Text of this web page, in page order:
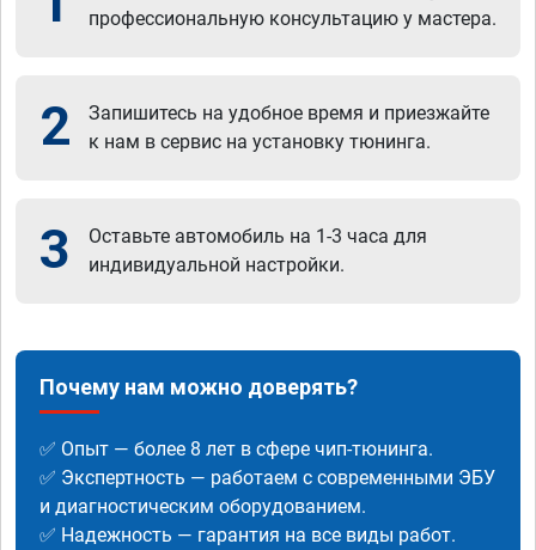
профессиональную консультацию у мастера.
2
Запишитесь на удобное время и приезжайте
к нам в сервис на установку тюнинга.
3
Оставьте автомобиль на 1-3 часа для
индивидуальной настройки.
Почему нам можно доверять?
✅ Опыт — более 8 лет в сфере чип-тюнинга.
✅ Экспертность — работаем с современными ЭБУ
и диагностическим оборудованием.
✅ Надежность — гарантия на все виды работ.